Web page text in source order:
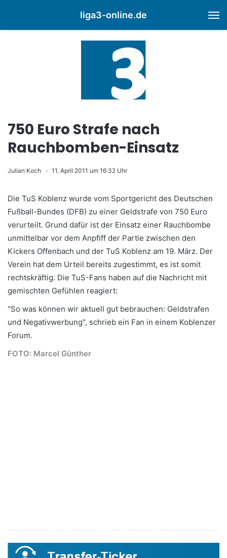
liga3-online.de
750 Euro Strafe nach
Rauchbomben-Einsatz
Julian Koch 11. April 2011 um 16:32 Uhr
Die TuS Koblenz wurde vom Sportgericht des Deutschen
Fußball-Bundes (DFB) zu einer Geldstrafe von 750 Euro
verurteilt. Grund dafür ist der Einsatz einer Rauchbombe
unmittelbar vor dem Anpfiff der Partie zwischen den
Kickers Offenbach und der TuS Koblenz am 19. März. Der
Verein hat dem Urteil bereits zugestimmt, es ist somit
rechtskräftig. Die TuS-Fans haben auf die Nachricht mit
gemischten Gefühlen reagiert:
"So was können wir aktuell gut bebrauchen: Geldstrafen
und Negativwerbung", schrieb ein Fan in einem Koblenzer
Forum.
FOTO: Marcel Günther